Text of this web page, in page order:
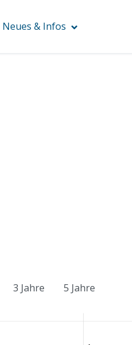
Neues & Infos
3 Jahre 5 Jahre